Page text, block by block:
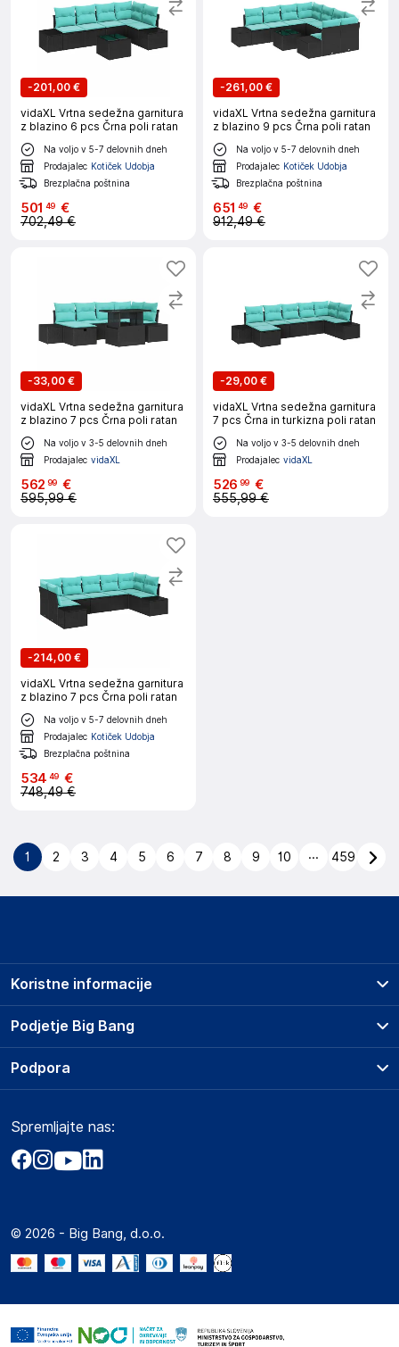
-201,00 €
vidaXL Vrtna sedežna garnitura
z blazino 6 pcs Črna poli ratan
Na voljo v 5-7 delovnih dneh
Prodajalec Kotiček Udobja
Brezplačna poštnina
501 49 €
702,49 €
-261,00 €
vidaXL Vrtna sedežna garnitura
z blazino 9 pcs Črna poli ratan
Na voljo v 5-7 delovnih dneh
Prodajalec Kotiček Udobja
Brezplačna poštnina
651 49 €
912,49 €
-33,00 €
vidaXL Vrtna sedežna garnitura
z blazino 7 pcs Črna poli ratan
Na voljo v 3-5 delovnih dneh
Prodajalec vidaXL
562 99 €
595,99 €
-29,00 €
vidaXL Vrtna sedežna garnitura
7 pcs Črna in turkizna poli ratan
Na voljo v 3-5 delovnih dneh
Prodajalec vidaXL
526 99 €
555,99 €
-214,00 €
vidaXL Vrtna sedežna garnitura
z blazino 7 pcs Črna poli ratan
Na voljo v 5-7 delovnih dneh
Prodajalec Kotiček Udobja
Brezplačna poštnina
534 49 €
748,49 €
1 2 3 4 5 6 7 8 9 10 ... 459
Podjetje Big Bang
O podjetju
Obvestila za javnost
Akt o digitalnih storitvah
Marketplace za partnerje
Novosti
Koristne informacije
Prodajna mesta
Storitve
Dostava, vnos in odvoz
Zavarovanje izdelkov
Podpora
Marketplace
Kako oddati naročilo?
Spremljajte nas:
© 2026 - Big Bang, d.o.o.